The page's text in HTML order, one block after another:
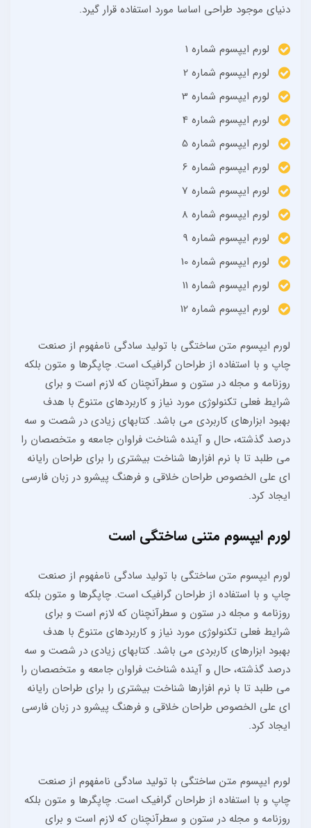
دنیای موجود طراحی اساسا مورد استفاده قرار گیرد.
لورم ایپسوم شماره 1
لورم ایپسوم شماره 2
لورم ایپسوم شماره 3
لورم ایپسوم شماره 4
لورم ایپسوم شماره 5
لورم ایپسوم شماره 6
لورم ایپسوم شماره 7
لورم ایپسوم شماره 8
لورم ایپسوم شماره 9
لورم ایپسوم شماره 10
لورم ایپسوم شماره 11
لورم ایپسوم شماره 12
لورم ایپسوم متن ساختگی با تولید سادگی نامفهوم از صنعت
چاپ و با استفاده از طراحان گرافیک است. چاپگرها و متون بلکه
روزنامه و مجله در ستون و سطرآنچنان که لازم است و برای
شرایط فعلی تکنولوژی مورد نیاز و کاربردهای متنوع با هدف
بهبود ابزارهای کاربردی می باشد. کتابهای زیادی در شصت و سه
درصد گذشته، حال و آینده شناخت فراوان جامعه و متخصصان را
می طلبد تا با نرم افزارها شناخت بیشتری را برای طراحان رایانه
ای علی الخصوص طراحان خلاقی و فرهنگ پیشرو در زبان فارسی
ایجاد کرد.
لورم ایپسوم متنی ساختگی است
لورم ایپسوم متن ساختگی با تولید سادگی نامفهوم از صنعت
چاپ و با استفاده از طراحان گرافیک است. چاپگرها و متون بلکه
روزنامه و مجله در ستون و سطرآنچنان که لازم است و برای
شرایط فعلی تکنولوژی مورد نیاز و کاربردهای متنوع با هدف
بهبود ابزارهای کاربردی می باشد. کتابهای زیادی در شصت و سه
درصد گذشته، حال و آینده شناخت فراوان جامعه و متخصصان را
می طلبد تا با نرم افزارها شناخت بیشتری را برای طراحان رایانه
ای علی الخصوص طراحان خلاقی و فرهنگ پیشرو در زبان فارسی
ایجاد کرد.
لورم ایپسوم متن ساختگی با تولید سادگی نامفهوم از صنعت
چاپ و با استفاده از طراحان گرافیک است. چاپگرها و متون بلکه
روزنامه و مجله در ستون و سطرآنچنان که لازم است و برای